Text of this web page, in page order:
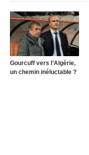
Gourcuff vers l’Algérie,
un chemin inéluctable ?